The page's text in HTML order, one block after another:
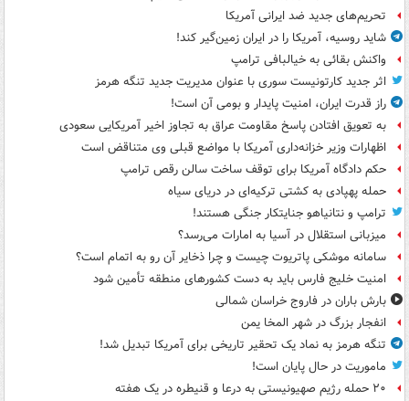
تحریم‌های جدید ضد ایرانی آمریکا
شاید روسیه، آمریکا را در ایران زمین‌گیر کند!
واکنش بقائی به خیالبافی ترامپ
اثر جدید کارتونیست سوری با عنوان مدیریت جدید تنگه هرمز
راز قدرت ایران، امنیت پایدار و بومی آن است!
به تعویق افتادن پاسخ مقاومت عراق به تجاوز اخیر آمریکایی سعودی
اظهارات وزیر خزانه‌داری آمریکا با مواضع قبلی وی متناقض است
حکم دادگاه آمریکا برای توقف ساخت سالن رقص ترامپ
حمله پهپادی به کشتی ترکیه‌ای در دریای سیاه
ترامپ و نتانیاهو جنایتکار جنگی هستند!
میزبانی استقلال در آسیا به امارات می‌رسد؟
سامانه موشکی پاتریوت چیست و چرا ذخایر آن رو به اتمام است؟
امنیت خلیج فارس باید به دست کشورهای منطقه تأمین شود
بارش باران در فاروج خراسان شمالی
انفجار بزرگ در شهر المخا یمن
تنگه هرمز به نماد یک تحقیر تاریخی برای آمریکا تبدیل شد!
ماموریت در حال پایان است!
۲۰ حمله رژیم صهیونیستی به درعا و قنیطره در یک هفته